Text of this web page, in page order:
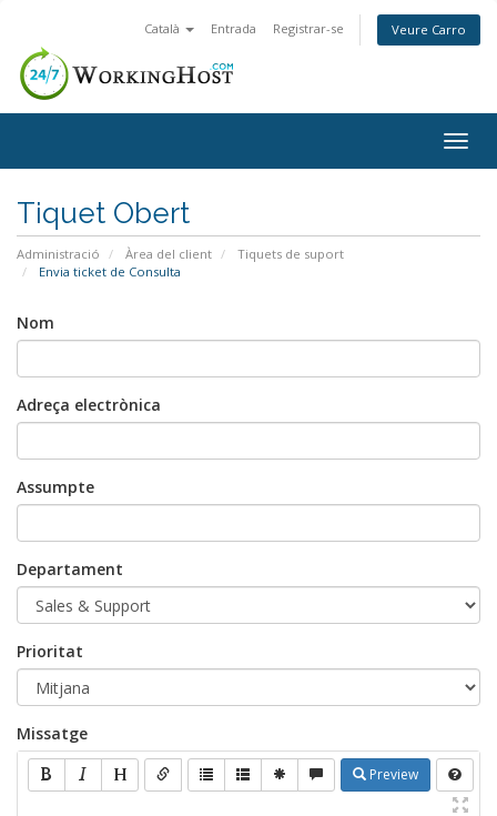
Català Entrada Registrar-se Veure Carro
Tiquet Obert
Administració Àrea del client
Tiquets de suport
Envia ticket de Consulta
Nom
Adreça electrònica
Assumpte
Departament
Prioritat
Missatge
Preview